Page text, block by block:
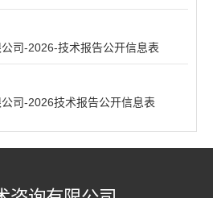
司-2026-技术报告公开信息表
司-2026技术报告公开信息表